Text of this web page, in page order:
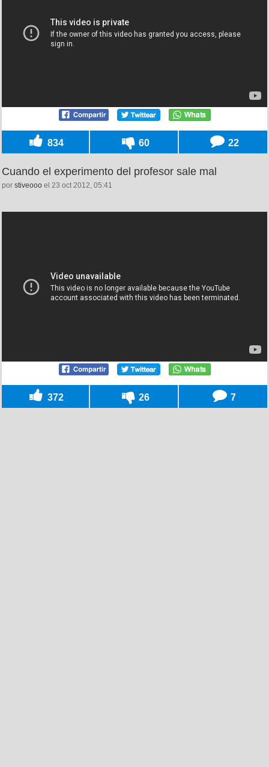
834 60 22
Cuando el experimento del profesor sale mal
por stiveooo el 23 oct 2012, 05:41
372 26 7